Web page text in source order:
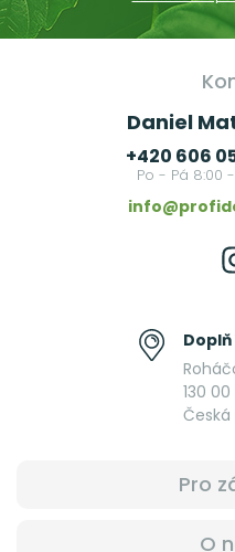
Daniel
+420 606
Po - Pá 8:00 -
130
Pro
O